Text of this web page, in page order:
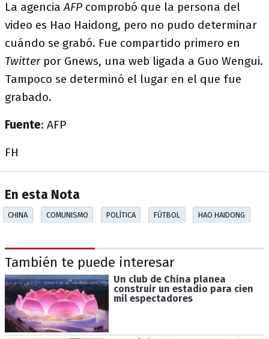
La agenciaAFP comprobó que la persona del
video es Hao Haidong, pero no pudo determinar
cuándo se grabó. Fue compartido primero en
Twitter por Gnews, una web ligada a Guo Wengui.
Tampoco se determinó el lugar en el que fue
grabado.
Fuente: AFP
FH
En esta Nota
CHINA COMUNISMO POLÍTICA FÚTBOL HAO HAIDONG
También te puede interesar
Un club de China planea
construir un estadio para cien
mil espectadores